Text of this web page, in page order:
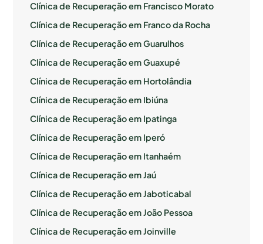
Clínica de Recuperação em Francisco Morato
Clínica de Recuperação em Franco da Rocha
Clínica de Recuperação em Guarulhos
Clínica de Recuperação em Guaxupé
Clínica de Recuperação em Hortolândia
Clínica de Recuperação em Ibiúna
Clínica de Recuperação em Ipatinga
Clínica de Recuperação em Iperó
Clínica de Recuperação em Itanhaém
Clínica de Recuperação em Jaú
Clínica de Recuperação em Jaboticabal
Clínica de Recuperação em João Pessoa
Clínica de Recuperação em Joinville